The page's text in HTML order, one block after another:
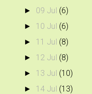
► 09 Jul (6)
► 10 Jul (6)
► 11 Jul (8)
► 12 Jul (8)
► 13 Jul (10)
► 14 Jul (13)